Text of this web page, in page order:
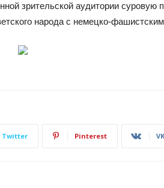
зрительской аудитории суровую
народа с немецко-
Twitter Pinterest VK